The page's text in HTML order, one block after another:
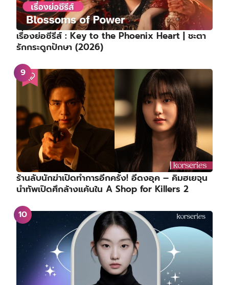
เรื่องย่อซีรีส์ : Key to the Phoenix Heart | ชะตา
รักกระดูกปักษา (2026)
ร้านลับนักฆ่าเปิดทำการอีกครั้ง! อีดงอุค – คิมฮเยจุน
นำทัพเปิดศึกล้างแค้นใน A Shop for Killers 2